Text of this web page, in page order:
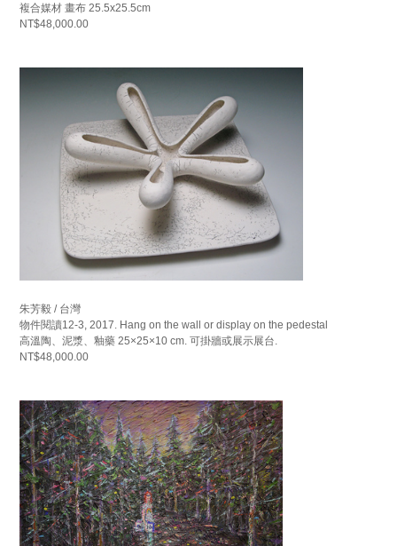
複合媒材 畫布 25.5x25.5cm
NT$48,000.00
朱芳毅 / 台灣
物件閱讀12-3, 2017. Hang on the wall or display on the pedestal
高溫陶、泥漿、釉藥 25×25×10 cm. 可掛牆或展示展台.
NT$48,000.00